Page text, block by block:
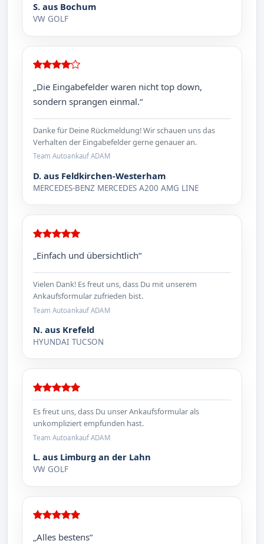
S. aus Bochum
VW GOLF
„Die Eingabefelder waren nicht top down,
sondern sprangen einmal.“
Danke für Deine Rückmeldung! Wir schauen uns das
Verhalten der Eingabefelder gerne genauer an.
Team Autoankauf ADAM
D. aus Feldkirchen-Westerham
MERCEDES-BENZ MERCEDES A200 AMG LINE
„Einfach und übersichtlich“
Vielen Dank! Es freut uns, dass Du mit unserem
Ankaufsformular zufrieden bist.
Team Autoankauf ADAM
N. aus Krefeld
HYUNDAI TUCSON
Es freut uns, dass Du unser Ankaufsformular als
unkompliziert empfunden hast.
Team Autoankauf ADAM
L. aus Limburg an der Lahn
VW GOLF
„Alles bestens“